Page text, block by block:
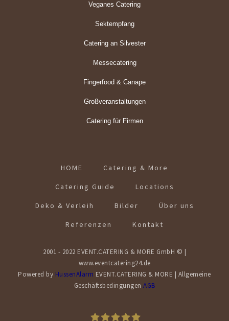
Veganes Catering
Sektempfang
Catering an Silvester
Messecatering
Fingerfood & Canape
Großveranstaltungen
Catering für Firmen
HOME Catering & More
Catering Guide Locations
Deko & Verleih Bilder Über uns
Referenzen Kontakt
2001 - 2022 EVENT.CATERING & MORE GmbH © |
www.eventcatering24.de
Powered by HussenAlarm EVENT.CATERING & MORE | Allgemeine
Geschäftsbedingungen AGB